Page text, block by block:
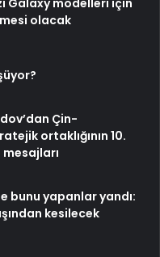
olacak
Çin-
ortaklığının 10.
mesajları
bunu yapanlar yandı:
kesilecek